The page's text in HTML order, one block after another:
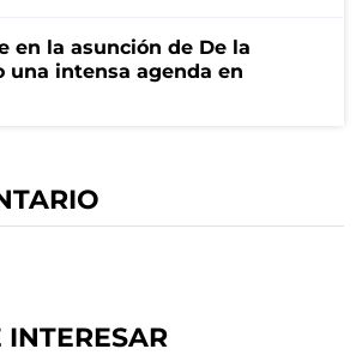
en la asunción de De la
una intensa agenda en
INTERESAR